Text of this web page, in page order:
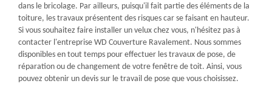
dans le bricolage. Par ailleurs, puisqu'il fait partie des éléments de la
toiture, les travaux présentent des risques car se faisant en hauteur.
Si vous souhaitez faire installer un velux chez vous, n'hésitez pas à
contacter l'entreprise WD Couverture Ravalement. Nous sommes
disponibles en tout temps pour effectuer les travaux de pose, de
réparation ou de changement de votre fenêtre de toit. Ainsi, vous
pouvez obtenir un devis sur le travail de pose que vous choisissez.